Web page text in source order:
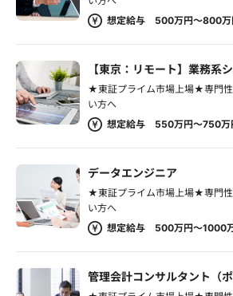
想定給与 500万円～800万
【東京：リモート】業務系
★東証プライム市場上場★専門性
い方へ
想定給与 550万円～750万
データエンジニア
★東証プライム市場上場★専門性
い方へ
想定給与 500万円～1000
管理会計コンサルタント（ポ